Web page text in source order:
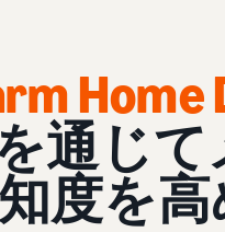
Home
通じ
度を高